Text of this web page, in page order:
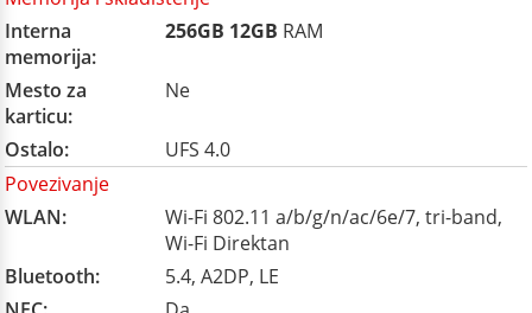
Interna
memorija:
256GB 12GB RAM
Mesto za
karticu:
Ne
Ostalo:
UFS 4.0
Povezivanje
WLAN:
Wi-Fi 802.11 a/b/g/n/ac/6e/7, tri-band,
Wi-Fi Direktan
Bluetooth:
5.4, A2DP, LE